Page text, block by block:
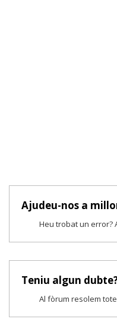
Ajudeu-nos a
Heu trobat un error?
Teniu algun
Al fòrum resolem